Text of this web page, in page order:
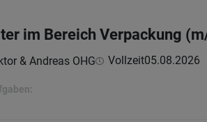
im Bereich Verpackung
& Andreas OHG Vollzeit05.08.2026